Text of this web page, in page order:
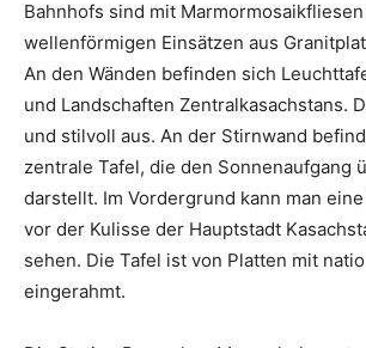
Bahnhofs sind mit
wellenförmigen Einsätzen aus
An den Wänden befinden sich
und Landschaften Zentralkasachstans.
und stilvoll aus. An der Stirnwand
zentrale Tafel, die den Sonnenaufgang
darstellt. Im Vordergrund kann man
vor der Kulisse der Hauptstadt
sehen. Die Tafel ist von Platten mit
eingerahmt.